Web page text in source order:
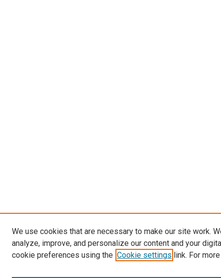
We use cookies that are necessary to make our site work.
analyze, improve, and personalize our content and your
cookie preferences using the Cookie settings link. For